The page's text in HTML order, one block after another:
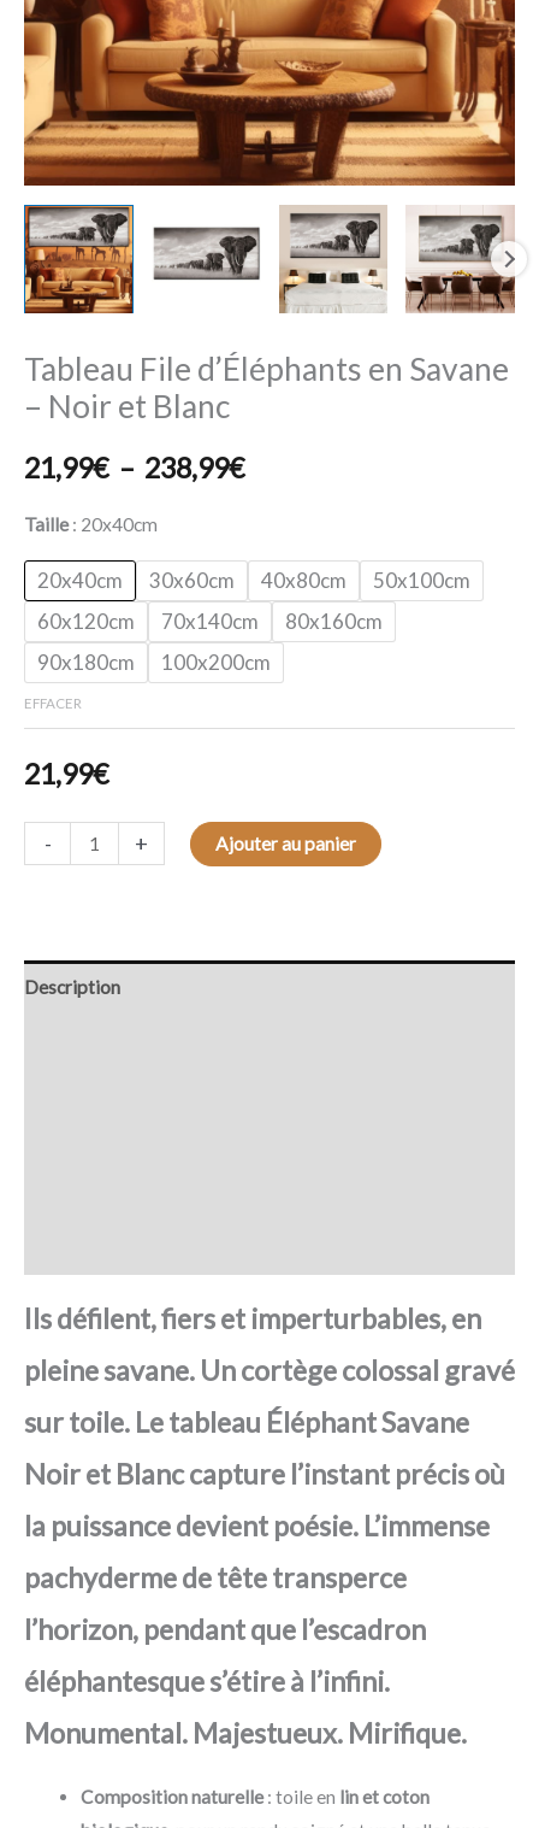
Tableau File d’Éléphants en Savane
– Noir et Blanc
21,99€ – 238,99€
Taille 20x40cm
20x40cm 30x60cm 40x80cm
50x100cm
60x120cm
70x140cm
80x160cm
90x180cm
100x200cm
EFFACER
21,99€
-
et
Blanc
+ Ajouter au panier
Description
Ils défilent, fiers et imperturbables, en
pleine savane. Un cortège colossal gravé
sur toile. Le tableau Éléphant Savane
Noir et Blanc capture l’instant précis où
la puissance devient poésie. L’immense
pachyderme de tête transperce
l’horizon, pendant que l’escadron
éléphantesque s’étire à l’infini.
Monumental. Majestueux. Mirifique.
Composition naturelle: toile en lin et coton